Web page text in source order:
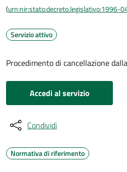
(urn:nir:stato:decreto.legislativo:1996-
Servizio attivo
Procedimento di cancellazione
Accedi al servizio
Condividi
Normativa di riferimento